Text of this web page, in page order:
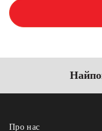
Про нас